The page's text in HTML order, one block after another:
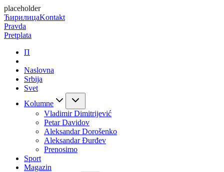
placeholder
ЋирилицаKontakt
Pravda
Pretplata
П
Naslovna
Srbija
Svet
Kolumne
Vladimir Dimitrijević
Petar Davidov
Aleksandar Dorošenko
Aleksandar Đurđev
Prenosimo
Sport
Magazin